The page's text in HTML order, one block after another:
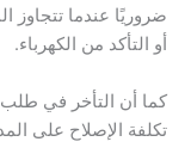
ضروريًا عندما تتجاوز
أو التأكد من الكهرباء.
كما أن التأخر في طلب
تكلفة الإصلاح على